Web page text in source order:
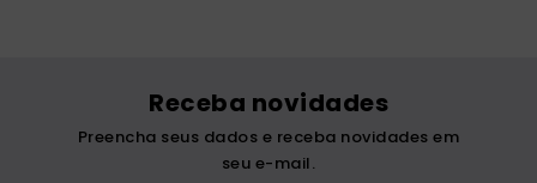
Receba novidades
Preencha seus dados e receba novidades em
seu e-mail.